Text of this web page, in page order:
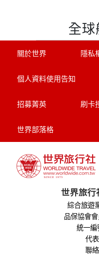
全
關於世界 隱私
個人資料使用告知
招募菁英 刷卡
世界部落格
世界旅
綜合旅遊
品保協會
統一
代
聯